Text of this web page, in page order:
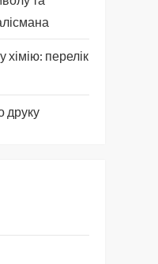
хімію: перелік
друку